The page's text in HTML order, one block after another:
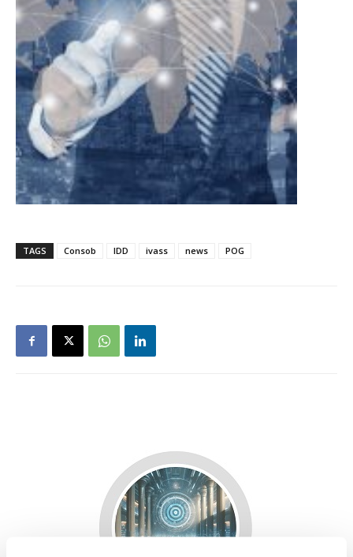
TAGS Consob IDD ivass news POG